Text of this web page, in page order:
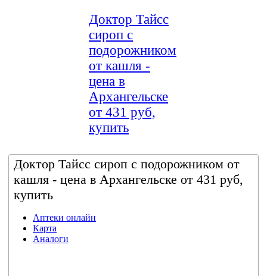
Доктор Тайсс
сироп с
подорожником
от кашля -
цена в
Архангельске
от 431 руб,
купить
Доктор Тайсс сироп с подорожником от
кашля - цена в Архангельске от 431 руб,
купить
Аптеки онлайн
Карта
Аналоги